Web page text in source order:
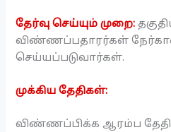
தேர்வு செய்யும் முறை:
விண்ணப்பதாரர்கள்
செய்யப்படுவார்கள்.
முக்கிய தேதிகள்:
விண்ணப்பிக்க ஆரம்ப தேதி: